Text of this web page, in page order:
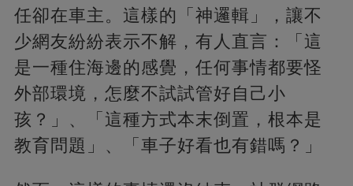
任卻在車主。這樣的「神邏輯」，讓不
少網友紛紛表示不解，有人直言：「這
是一種住海邊的感覺，任何事情都要怪
外部環境，怎麼不試試管好自己小
孩？」、「這種方式本末倒置，根本是
教育問題」、「車子好看也有錯嗎？」